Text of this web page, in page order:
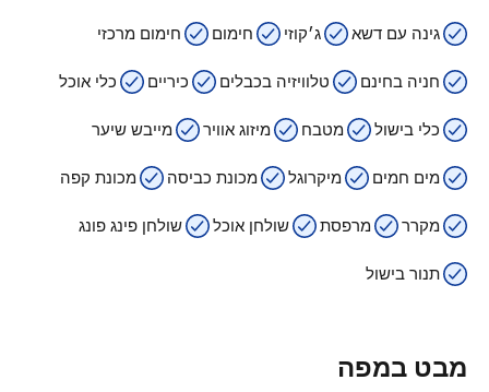
גינה עם דשא ג׳קוזי חימום חימום מרכזי
חניה בחינם טלוויזיה בכבלים כיריים כלי אוכל
כלי בישול מטבח מיזוג אוויר מייבש שיער
מים חמים מיקרוגל מכונת כביסה מכונת קפה
מקרר מרפסת שולחן אוכל שולחן פינג פונג
תנור בישול
מבט במפה